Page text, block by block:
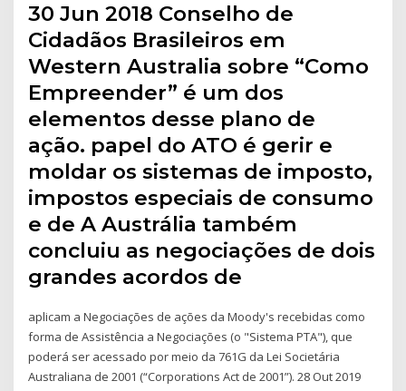
30 Jun 2018 Conselho de
Cidadãos Brasileiros em
Western Australia sobre “Como
Empreender” é um dos
elementos desse plano de
ação. papel do ATO é gerir e
moldar os sistemas de imposto,
impostos especiais de consumo
e de A Austrália também
concluiu as negociações de dois
grandes acordos de
aplicam a Negociações de ações da Moody's recebidas como
forma de Assistência a Negociações (o "Sistema PTA"), que
poderá ser acessado por meio da 761G da Lei Societária
Australiana de 2001 (“Corporations Act de 2001”). 28 Out 2019